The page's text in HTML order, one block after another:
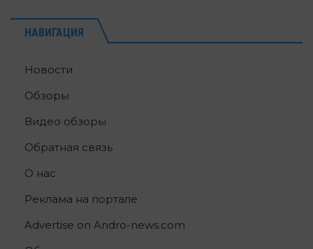
НАВИГАЦИЯ
Новости
Обзоры
Видео обзоры
Обратная связь
О нас
Реклама на портале
Advertise on Andro-news.com